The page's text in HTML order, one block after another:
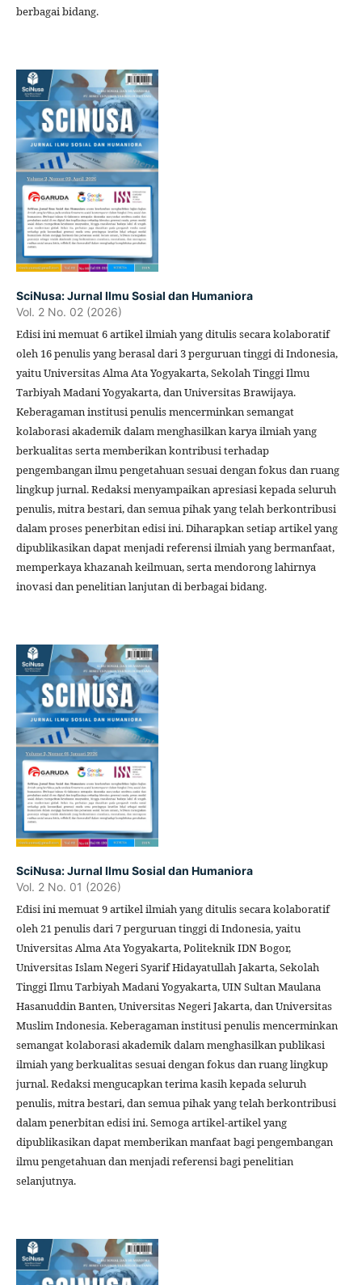
berbagai bidang.
SciNusa: Jurnal Ilmu Sosial dan Humaniora
Vol. 2 No. 02 (2026)
Edisi ini memuat 6 artikel ilmiah yang ditulis secara kolaboratif
oleh 16 penulis yang berasal dari 3 perguruan tinggi di Indonesia,
yaitu Universitas Alma Ata Yogyakarta, Sekolah Tinggi Ilmu
Tarbiyah Madani Yogyakarta, dan Universitas Brawijaya.
Keberagaman institusi penulis mencerminkan semangat
kolaborasi akademik dalam menghasilkan karya ilmiah yang
berkualitas serta memberikan kontribusi terhadap
pengembangan ilmu pengetahuan sesuai dengan fokus dan ruang
lingkup jurnal. Redaksi menyampaikan apresiasi kepada seluruh
penulis, mitra bestari, dan semua pihak yang telah berkontribusi
dalam proses penerbitan edisi ini. Diharapkan setiap artikel yang
dipublikasikan dapat menjadi referensi ilmiah yang bermanfaat,
memperkaya khazanah keilmuan, serta mendorong lahirnya
inovasi dan penelitian lanjutan di berbagai bidang.
SciNusa: Jurnal Ilmu Sosial dan Humaniora
Vol. 2 No. 01 (2026)
Edisi ini memuat 9 artikel ilmiah yang ditulis secara kolaboratif
oleh 21 penulis dari 7 perguruan tinggi di Indonesia, yaitu
Universitas Alma Ata Yogyakarta, Politeknik IDN Bogor,
Universitas Islam Negeri Syarif Hidayatullah Jakarta, Sekolah
Tinggi Ilmu Tarbiyah Madani Yogyakarta, UIN Sultan Maulana
Hasanuddin Banten, Universitas Negeri Jakarta, dan Universitas
Muslim Indonesia. Keberagaman institusi penulis mencerminkan
semangat kolaborasi akademik dalam menghasilkan publikasi
ilmiah yang berkualitas sesuai dengan fokus dan ruang lingkup
jurnal. Redaksi mengucapkan terima kasih kepada seluruh
penulis, mitra bestari, dan semua pihak yang telah berkontribusi
dalam penerbitan edisi ini. Semoga artikel-artikel yang
dipublikasikan dapat memberikan manfaat bagi pengembangan
ilmu pengetahuan dan menjadi referensi bagi penelitian
selanjutnya.